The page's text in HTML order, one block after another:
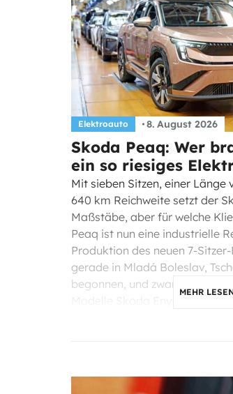
Elektroauto 8. August 2026
Skoda Peaq: Wer
ein so riesiges
Mit sieben Sitzen, einer Länge
640 km Reichweite setzt der
Maßstäbe, aber für welche
Peaq ist nun eine industrielle
Produktion des neuen 7-
gerade in Mladá Boleslav,
begonnen, und zwar in
MEHR